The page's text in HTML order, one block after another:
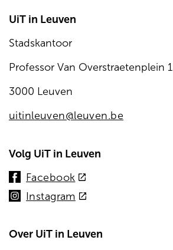
UiT in Leuven
Stadskantoor
Professor Van Overstraetenplein 1
3000 Leuven
uitinleuven@leuven.be
Volg UiT in Leuven
Facebook (externe
link)
Instagram(externe
Over UiT in Leuven